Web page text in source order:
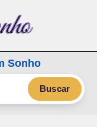
Sonho
Buscar